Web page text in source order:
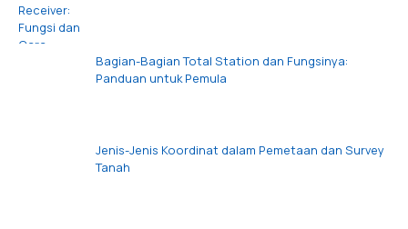
Bagian-Bagian Total Station dan Fungsinya:
Panduan untuk Pemula
Jenis-Jenis Koordinat dalam Pemetaan dan Survey
Tanah